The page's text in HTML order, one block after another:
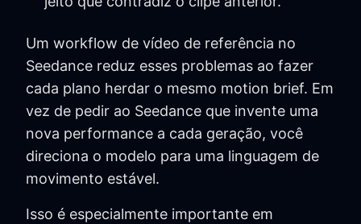
Um workflow de vídeo de referência no
Seedance reduz esses problemas ao fazer
cada plano herdar o mesmo motion brief. Em
vez de pedir ao Seedance que invente uma
nova performance a cada geração, você
direciona o modelo para uma linguagem de
movimento estável.
Isso é especialmente importante em